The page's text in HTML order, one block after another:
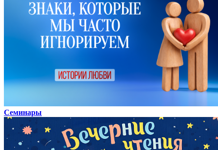
Семинары